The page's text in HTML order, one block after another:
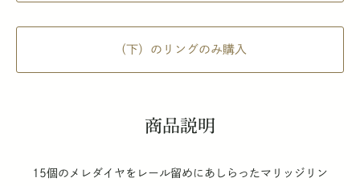
（下）のリングのみ購入
商品説明
15個のメレダイヤをレール留めにあしらったマリッジリン